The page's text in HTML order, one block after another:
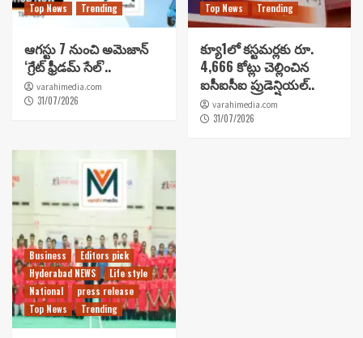
Top News
Trending
ఆగస్టు 7 నుంచి అమెజాన్
‘గ్రేట్ ఫ్రీడమ్ సేల్’..
varahimedia.com
31/07/2026
Top News
Trending
క్యూ1లో కస్టమర్లకు రూ.
4,666 కోట్లు చెల్లించిన
ఐసీఐసీఐ ప్రుడెన్షియల్..
varahimedia.com
31/07/2026
Business
Editors pick
Hyderabad NEWS
Life style
National
press release
Top News
Trending